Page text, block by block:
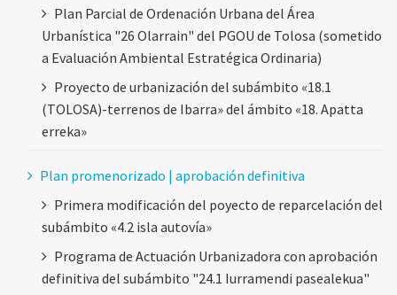
Plan Parcial de Ordenación Urbana del Área
Urbanística "26 Olarrain" del PGOU de Tolosa (sometido
a Evaluación Ambiental Estratégica Ordinaria)
Proyecto de urbanización del subámbito «18.1
(TOLOSA)-terrenos de Ibarra» del ámbito «18. Apatta
erreka»
Plan promenorizado | aprobación definitiva
Primera modificación del poyecto de reparcelación del
subámbito «4.2 isla autovía»
Programa de Actuación Urbanizadora con aprobación
definitiva del subámbito "24.1 Iurramendi pasealekua"